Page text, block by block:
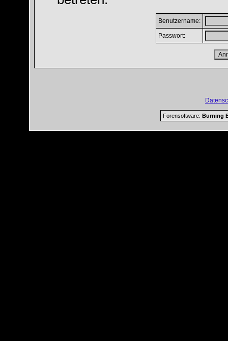
Benutzername:
Passwort:
Forensoftware: Burning